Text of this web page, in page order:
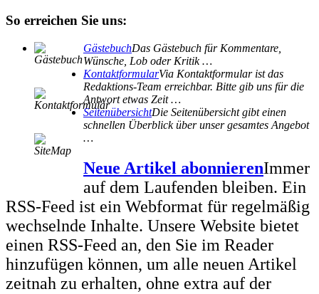
So erreichen Sie uns:
GästebuchDas Gästebuch für Kommentare,
Wünsche, Lob oder Kritik …
KontaktformularVia Kontaktformular ist das
Redaktions-Team erreichbar. Bitte gib uns für die
Antwort etwas Zeit …
SeitenübersichtDie Seitenübersicht gibt einen
schnellen Überblick über unser gesamtes Angebot
…
Neue Artikel abonnierenImmer
auf dem Laufenden bleiben. Ein
RSS-Feed ist ein Webformat für regelmäßig
wechselnde Inhalte. Unsere Website bietet
einen RSS-Feed an, den Sie im Reader
hinzufügen können, um alle neuen Artikel
zeitnah zu erhalten, ohne extra auf der